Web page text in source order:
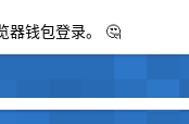
器钱包登录。 🤔